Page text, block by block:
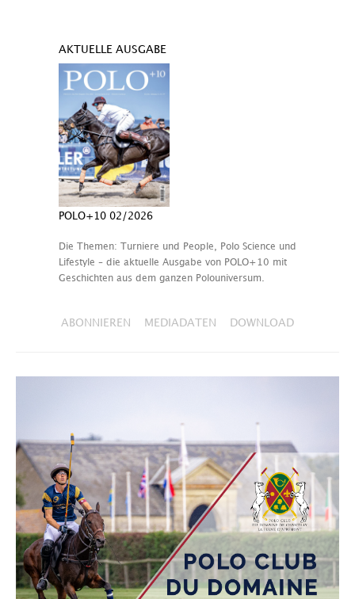
AKTUELLE AUSGABE
POLO+10 02/2026
Die Themen: Turniere und People, Polo Science und
Lifestyle – die aktuelle Ausgabe von POLO+10 mit
Geschichten aus dem ganzen Polouniversum.
ABONNIEREN MEDIADATEN DOWNLOAD